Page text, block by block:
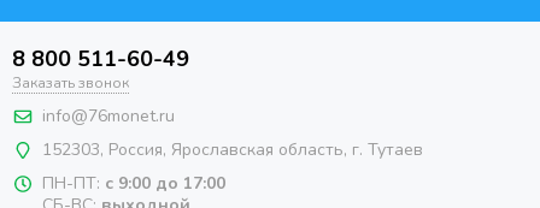
8 800 511-60-49
Заказать звонок
info@76monet.ru
152303, Россия, Ярославская область, г. Тутаев
ПН-ПТ: с 9:00 до 17:00